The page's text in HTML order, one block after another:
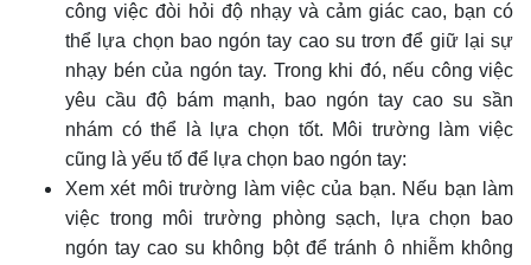
công việc đòi hỏi độ nhạy và cảm giác cao, bạn có
thể lựa chọn bao ngón tay cao su trơn để giữ lại sự
nhạy bén của ngón tay. Trong khi đó, nếu công việc
yêu cầu độ bám mạnh, bao ngón tay cao su sần
nhám có thể là lựa chọn tốt. Môi trường làm việc
cũng là yếu tố để lựa chọn bao ngón tay:
Xem xét môi trường làm việc của bạn. Nếu bạn làm
việc trong môi trường phòng sạch, lựa chọn bao
ngón tay cao su không bột để tránh ô nhiễm không